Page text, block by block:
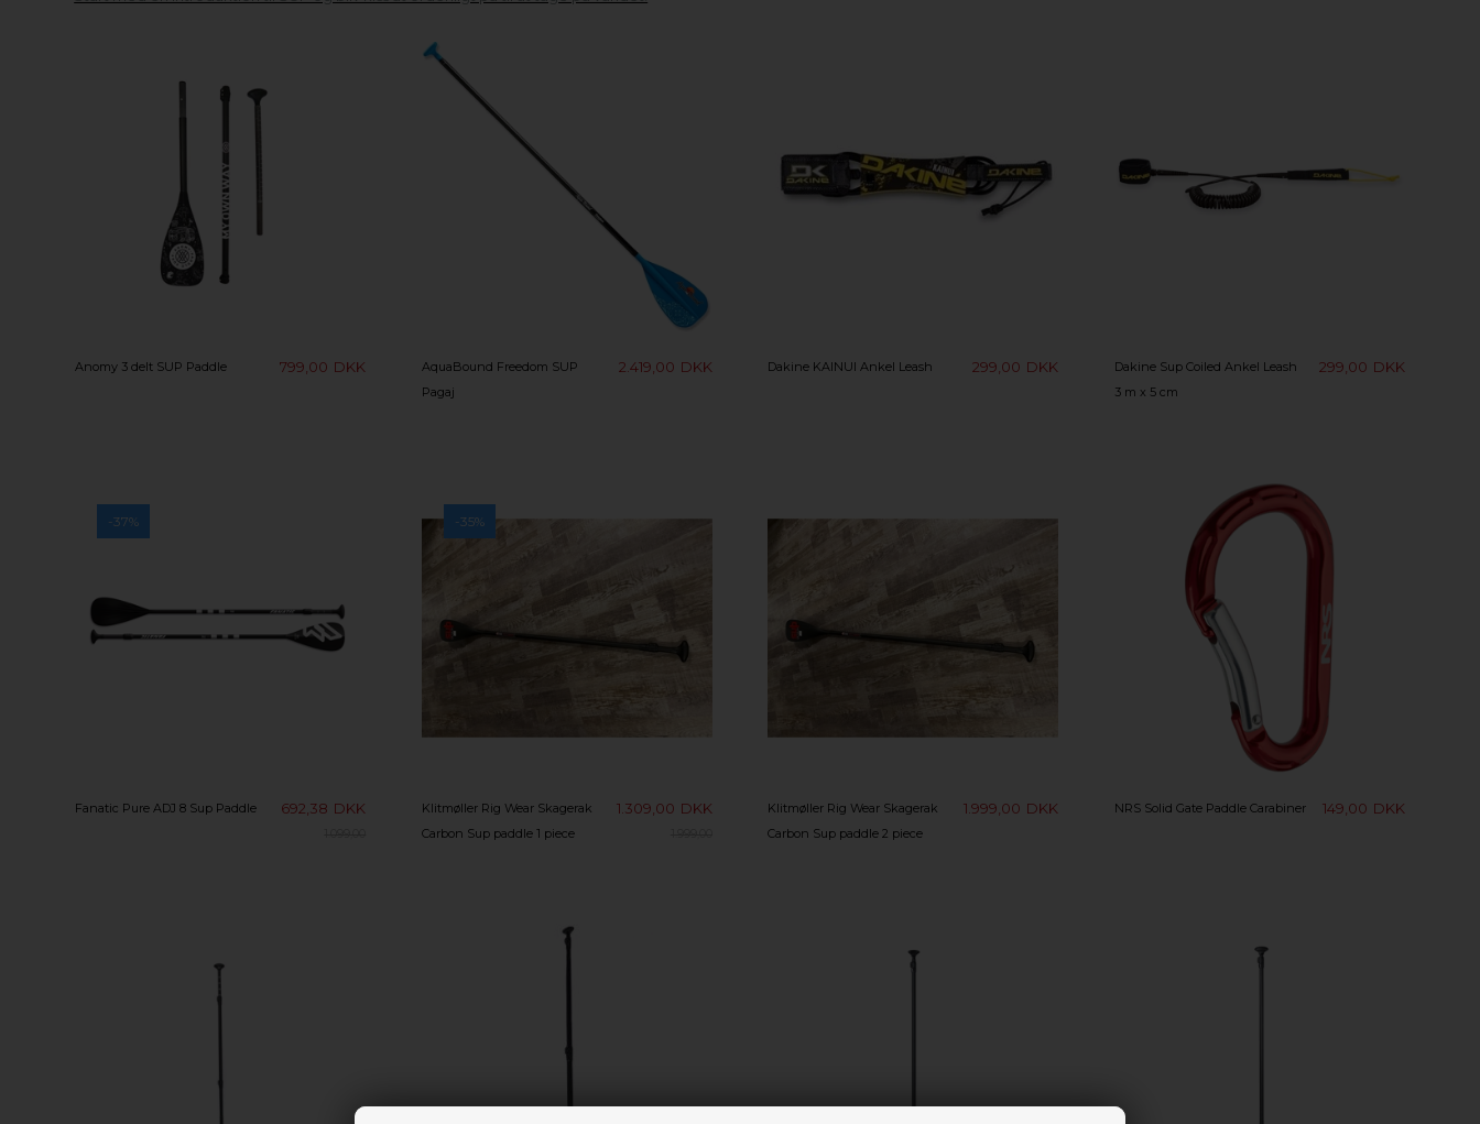
Anomy 3 delt SUP Paddle 799,00 DKK
AquaBound Freedom SUP
Pagaj
2.419,00 DKK Dakine KAINUI Ankel Leash 299,00 DKK
Dakine Sup Coiled Ankel Leash
3 m x 5 cm
299,00 DKK
-37%
Fanatic Pure ADJ 8 Sup Paddle 692,38 DKK
-35%
Klitmøller Rig Wear Skagerak
Carbon Sup paddle 1 piece
1.309,00 DKK
Klitmøller Rig Wear Skagerak
Carbon Sup paddle 2 piece
1.999,00 DKK NRS Solid Gate Paddle Carabiner 149,00 DKK